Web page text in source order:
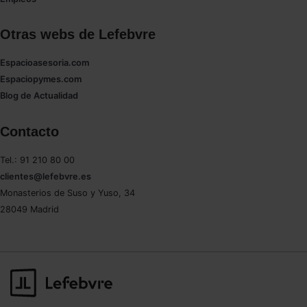
Otras webs de Lefebvre
Espacioasesoria.com
Espaciopymes.com
Blog de Actualidad
Contacto
Tel.: 91 210 80 00
clientes@lefebvre.es
Monasterios de Suso y Yuso, 34
28049 Madrid